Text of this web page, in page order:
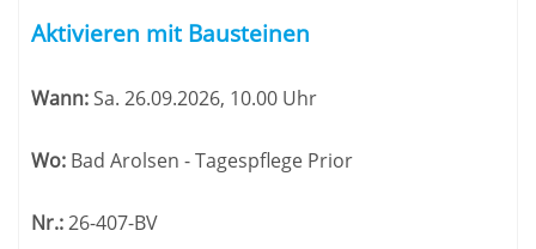
Aktivieren mit Bausteinen
Wann:Sa. 26.09.2026, 10.00 Uhr
Wo: Bad Arolsen - Tagespflege Prior
Nr.:26-407-BV